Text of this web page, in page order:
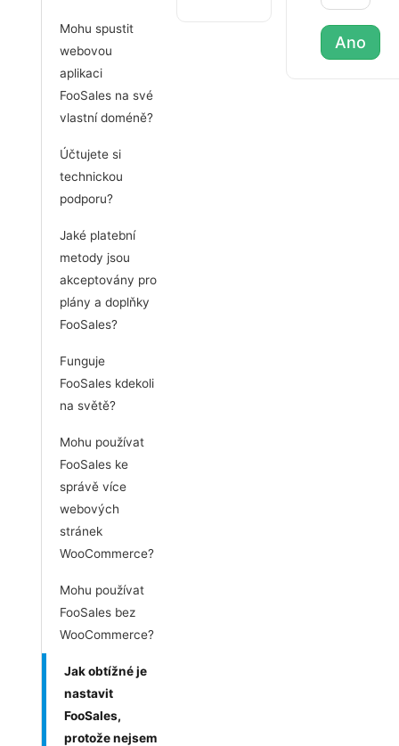
Mohu spustit
webovou
aplikaci
FooSales na své
vlastní doméně?
Účtujete si
technickou
podporu?
Jaké platební
metody jsou
akceptovány pro
plány a doplňky
FooSales?
Funguje
FooSales kdekoli
na světě?
Mohu používat
FooSales ke
správě více
webových
stránek
WooCommerce?
Mohu používat
FooSales bez
WooCommerce?
Jak obtížné je
nastavit
FooSales,
protože nejsem
Ano